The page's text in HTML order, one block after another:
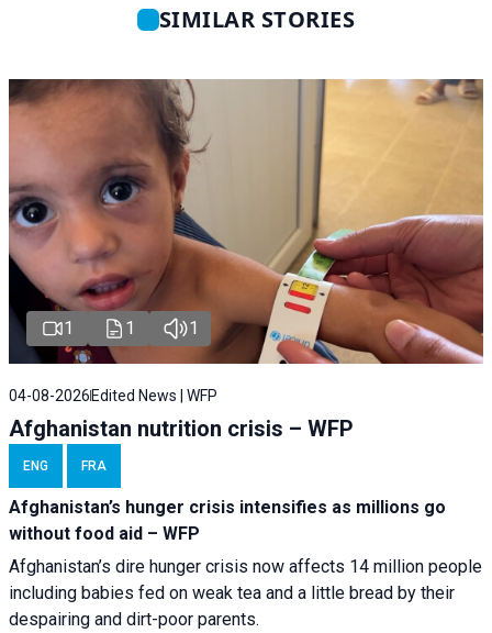
SIMILAR STORIES
1 1 1
04-08-2026 Edited News | WFP
Afghanistan nutrition crisis – WFP
ENG FRA
Afghanistan’s hunger crisis intensifies as millions go
without food aid – WFP
Afghanistan’s dire hunger crisis now affects 14 million people
including babies fed on weak tea and a little bread by their
despairing and dirt-poor parents.